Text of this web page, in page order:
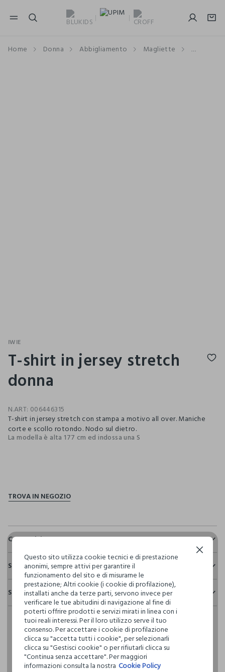
NAVIGATION.ARIA.GOTOMAINCONTENT
Home Donna Abbigliamento Magliette Maniche
IWIE
T-shirt in jersey stretch
donna
N.ART: 006446315
T-shirt in jersey stretch con stampa a motivo all over. Maniche
corte e scollo rotondo. Nodo sul dietro.
La modella è alta 177 cm ed indossa una S
Composizione e cura
Composizione:
95% POLIESTERE,5% ELASTAN
NON CANDEGGIARE
TEMPERATURA MASSIMA 40°C - PROCEDURA DELICATA
NON LAVARE A SECCO
Sostenibilità e trasparenza
Sicurezza
Il 100% dei nostri articoli viene sottoposto a test chimico-
fisici, per verificarne il rispetto dei limiti che abbiamo
definito per l’uso di sostanze chimiche, talvolta anche più
restrittivi rispetto a quelli previsti dalla normativa
internazionale.
Clicca qui per vedere i dettagli
Spedizione e resi
Hai fino a 30 giorni dalla consegna del tuo ordine online per
cambiare idea e restituire i prodotti che hai acquistato.
Questo sito utilizza cookie tecnici e di prestazione
anonimi, sempre attivi per garantire il
funzionamento del sito e di misurarne le
prestazione; Altri cookie (i cookie di profilazione),
installati anche da terze parti, servono invece per
verificare le tue abitudini di navigazione al fine di
poterti offrire prodotti e servizi mirati in linea con i
tuoi reali interessi. Per il loro utilizzo serve il tuo
consenso. Per accettare i cookie di profilazione
clicca su "accetta tutti i cookie", per selezionarli
clicca su "Gestisci cookie" o per rifiutarli clicca su
"Continua senza accettare". Per maggiori
informazioni consulta la nostra Cookie Policy
Continua senza accettare